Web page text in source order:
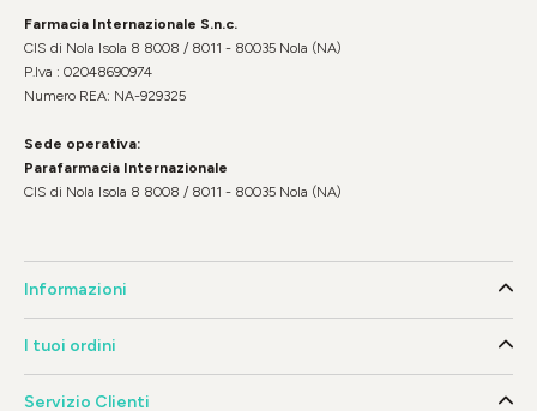
Farmacia Internazionale S.n.c.
CIS di Nola Isola 8 8008 / 8011 - 80035 Nola (NA)
P.Iva : 02048690974
Numero REA: NA-929325
Sede operativa:
Parafarmacia Internazionale
CIS di Nola Isola 8 8008 / 8011 - 80035 Nola (NA)
Informazioni
I tuoi ordini
Servizio Clienti